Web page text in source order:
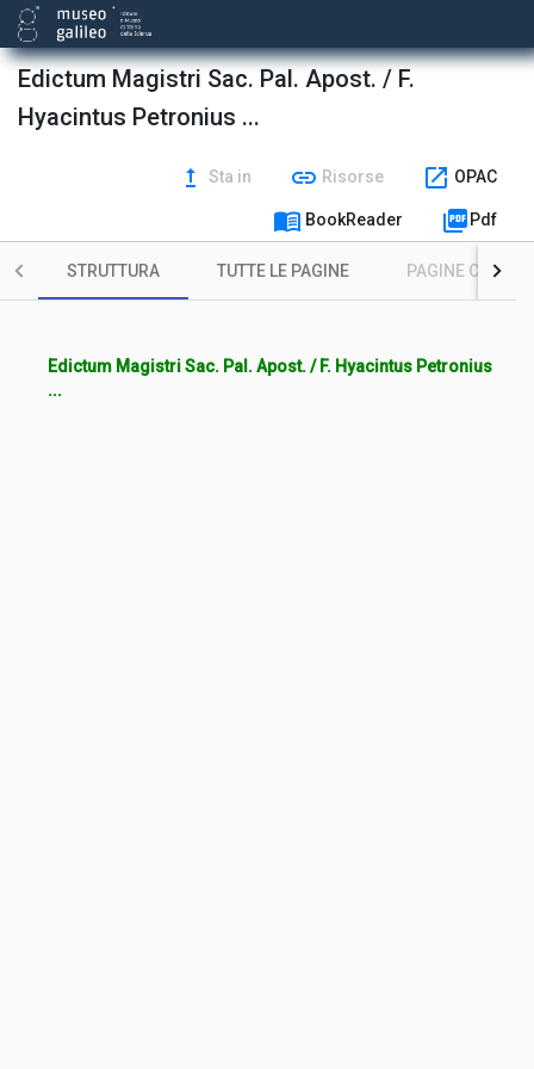
Edictum Magistri Sac. Pal. Apost. / F.
Hyacintus Petronius ...
upgrade Sta in link Risorse open_in_new OPAC
menu_book BookReader picture_as_pdf Pdf
STRUTTURA TUTTE LE PAGINE PAGINE CON
Edictum Magistri Sac. Pal. Apost. / F. Hyacintus Petronius
...